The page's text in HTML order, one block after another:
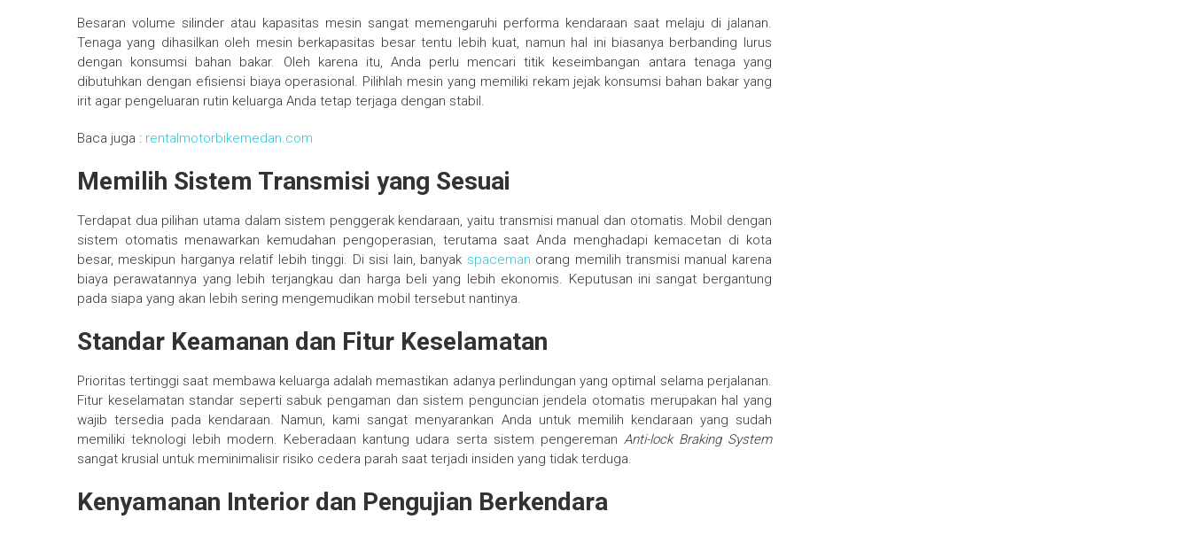
Besaran volume silinder atau kapasitas mesin sangat memengaruhi performa kendaraan saat melaju di jalanan.
Tenaga yang dihasilkan oleh mesin berkapasitas besar tentu lebih kuat, namun hal ini biasanya berbanding lurus
dengan konsumsi bahan bakar. Oleh karena itu, Anda perlu mencari titik keseimbangan antara tenaga yang
dibutuhkan dengan efisiensi biaya operasional. Pilihlah mesin yang memiliki rekam jejak konsumsi bahan bakar yang
irit agar pengeluaran rutin keluarga Anda tetap terjaga dengan stabil.
Baca juga : rentalmotorbikemedan.com
Memilih Sistem Transmisi yang Sesuai
Terdapat dua pilihan utama dalam sistem penggerak kendaraan, yaitu transmisi manual dan otomatis. Mobil dengan
sistem otomatis menawarkan kemudahan pengoperasian, terutama saat Anda menghadapi kemacetan di kota
besar, meskipun harganya relatif lebih tinggi. Di sisi lain, banyak spaceman orang memilih transmisi manual karena
biaya perawatannya yang lebih terjangkau dan harga beli yang lebih ekonomis. Keputusan ini sangat bergantung
pada siapa yang akan lebih sering mengemudikan mobil tersebut nantinya.
Standar Keamanan dan Fitur Keselamatan
Prioritas tertinggi saat membawa keluarga adalah memastikan adanya perlindungan yang optimal selama perjalanan.
Fitur keselamatan standar seperti sabuk pengaman dan sistem penguncian jendela otomatis merupakan hal yang
wajib tersedia pada kendaraan. Namun, kami sangat menyarankan Anda untuk memilih kendaraan yang sudah
memiliki teknologi lebih modern. Keberadaan kantung udara serta sistem pengereman Anti-lock Braking System
sangat krusial untuk meminimalisir risiko cedera parah saat terjadi insiden yang tidak terduga.
Kenyamanan Interior dan Pengujian Berkendara